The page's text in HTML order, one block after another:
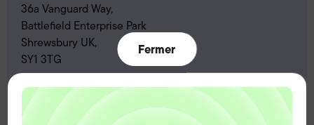
Fermer
36a Vanguard Way,
Battlefield Enterprise Park
Shrewsbury UK,
SY1 3TG
Call:
T: 01743 218500